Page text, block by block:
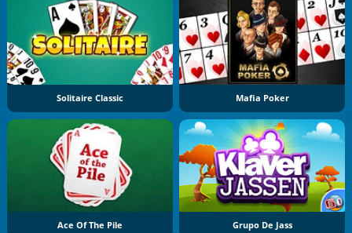
Solitaire Classic Mafia Poker
Ace Of The Pile Grupo De Jass